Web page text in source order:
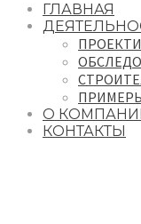
ГЛАВНАЯ
О
КОНТАКТЫ